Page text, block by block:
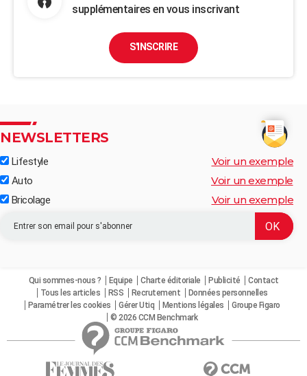
supplémentaires en vous inscrivant
S'INSCRIRE
NEWSLETTERS
Lifestyle Voir un exemple
Auto Voir un exemple
Bricolage Voir un exemple
Qui sommes-nous ? Equipe Charte éditoriale Publicité
Contact
Tous les articles
RSS Recrutement
Données personnelles
Paramétrer les cookies
Gérer Utiq Mentions légales
Groupe Figaro
© 2026 CCM Benchmark